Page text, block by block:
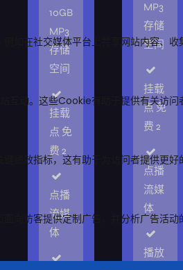
10GB
MP3
存储
空间
挂载
点 免
费 2
点播
流媒
体
MP3
存储
空间
挂载
点 免
费 2
点播
流媒
体
播放